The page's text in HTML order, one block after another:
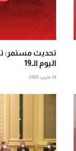
تحديث مستمر:
اليوم الـ19
14 مارس، 2022